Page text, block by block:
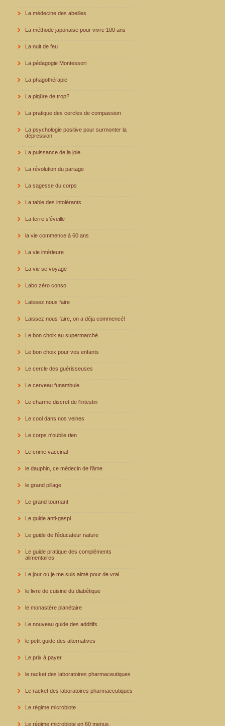
La médecine des abeilles
La méthode japonaise pour vivre 100 ans
La nuit de feu
La pédagogie Montessori
La phagothérapie
La piqûre de trop?
La pratique des cercles de compassion
La psychologie positive pour surmonter la
dépression
La puissance de la joie
La révolution du partage
La sagesse du corps
La table des intolérants
La terre s'éveille
la vie commence à 60 ans
La vie intérieure
La vie se voyage
Labo zéro conso
Laissez nous faire
Laissez nous faire, on a déja commencé!
Le bon choix au supermarché
Le bon choix pour vos enfants
Le cercle des guérisseuses
Le cerveau funambule
Le charme discret de l'intestin
Le cool dans nos veines
Le corps n'oublie rien
Le crime vaccinal
le dauphin, ce médecin de l'âme
le grand pillage
Le grand tournant
Le guide anti-gaspi
Le guide de l'éducateur nature
Le guide pratique des compléments
alimentaires
Le jour où je me suis aimé pour de vrai
le livre de cuisine du diabétique
le monastère planétaire
Le nouveau guide des additifs
le petit guide des alternatives
Le prix à payer
le racket des laboratoires pharmaceutiques
Le racket des laboratoires pharmaceutiques
Le régime microbiote
Le régime microbiote en 60 menus